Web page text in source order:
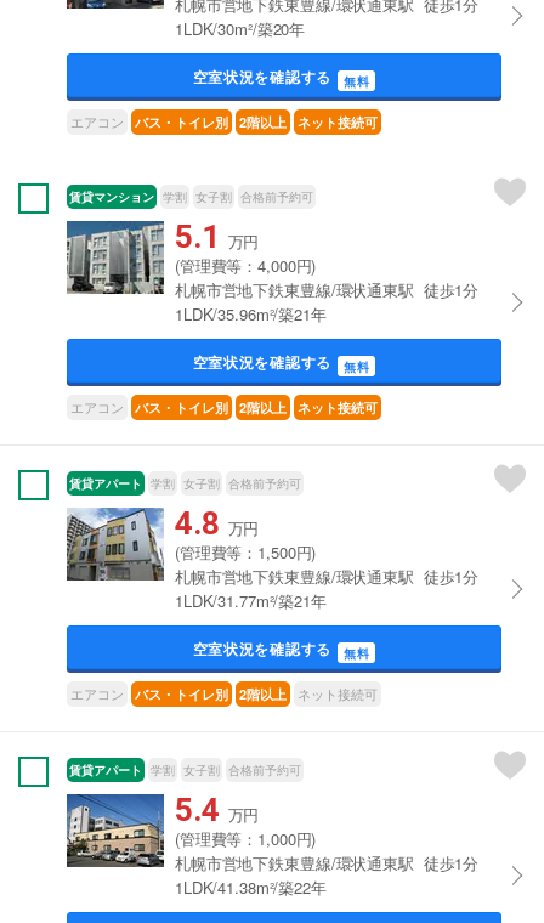
1LDK/30m²/築20年
空室状況を確認する 無料
エアコン バス・トイレ別 2階以上 ネット接続可
賃貸マンション 学割 女子割 合格前予約可
5.1 万円
(管理費等：4,000円)
札幌市営地下鉄東豊線/環状通東駅 徒歩1分
1LDK/35.96m²/築21年
空室状況を確認する 無料
エアコン バス・トイレ別 2階以上 ネット接続可
賃貸アパート 学割 女子割 合格前予約可
4.8 万円
(管理費等：1,500円)
札幌市営地下鉄東豊線/環状通東駅 徒歩1分
1LDK/31.77m²/築21年
空室状況を確認する 無料
エアコン バス・トイレ別 2階以上 ネット接続可
賃貸アパート 学割 女子割 合格前予約可
5.4 万円
(管理費等：1,000円)
札幌市営地下鉄東豊線/環状通東駅 徒歩1分
1LDK/41.38m²/築22年